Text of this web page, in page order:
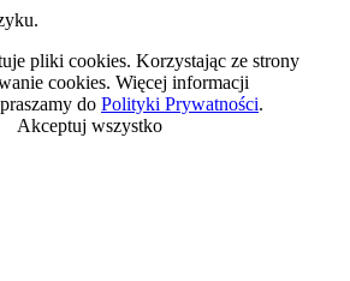
pliki cookies. Korzystając ze strony
cookies. Więcej informacji
do Polityki Prywatności.
Akceptuj wszystko